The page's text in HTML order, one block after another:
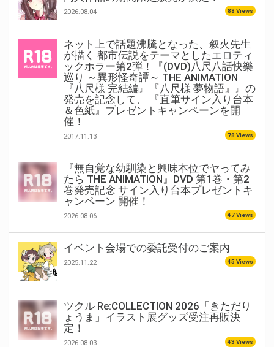
2026.08.04 88 Views
ネット上で話題沸騰となった、叙火先生
が描く 都市伝説をテーマとしたエロティ
ックホラー第2弾！『(DVD)八尺八話快樂
巡り ～異形怪奇譚～ THE ANIMATION
『八尺様 完結編』『八尺様 夢物語』』の
発売を記念して、 『直筆サイン入り台本
＆色紙』プレゼントキャンペーンを開
催！
2017.11.13 78 Views
『無自覚な幼馴染と興味本位でヤってみ
たら THE ANIMATION』DVD 第1巻・第2
巻発売記念 サイン入り台本プレゼントキ
ャンペーン 開催！
2026.08.06 47 Views
イベント会場での委託受付のご案内
2025.11.22 45 Views
ツクル Re:COLLECTION 2026「きただり
ょうま」イラスト展グッズ受注再販決
定！
2026.08.03 43 Views